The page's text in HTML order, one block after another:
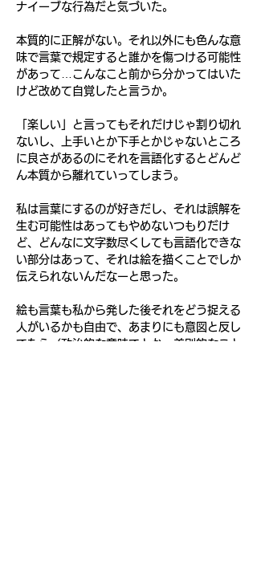
ナイーブな行為だと気づいた。
本質的に正解がない。それ以外にも色んな意
味で言葉で規定すると誰かを傷つける可能性
があって…こんなこと前から分かってはいた
けど改めて自覚したと言うか。
「楽しい」と言ってもそれだけじゃ割り切れ
ないし、上手いとか下手とかじゃないところ
に良さがあるのにそれを言語化するとどんど
ん本質から離れていってしまう。
私は言葉にするのが好きだし、それは誤解を
生む可能性はあってもやめないつもりだけ
ど、どんなに文字数尽くしても言語化できな
い部分はあって、それは絵を描くことでしか
伝えられないんだなーと思った。
絵も言葉も私から発した後それをどう捉える
人がいるかも自由で、あまりにも意図と反し
てたら（政治的な意味でとか、差別的なこと